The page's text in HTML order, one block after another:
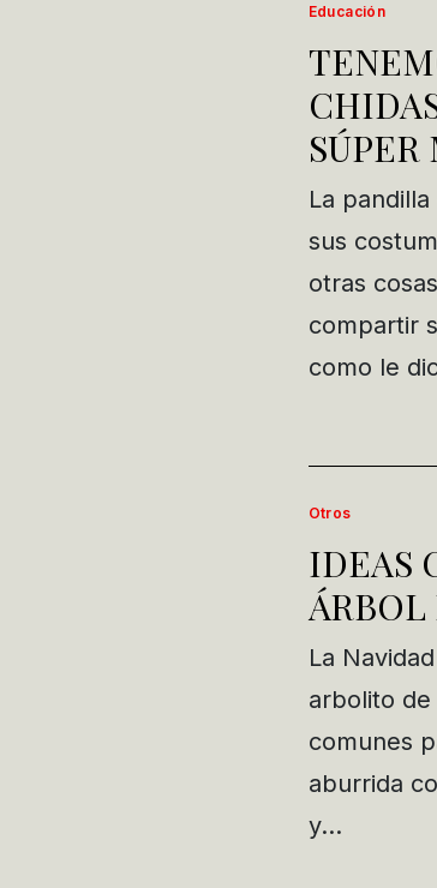
Educación
SÚPER
La
sus
otras
compartir
como le
Otros
IDEAS
La
arbolito de
comunes
aburrida
y…